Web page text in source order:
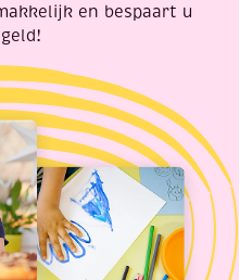
en bespaart u